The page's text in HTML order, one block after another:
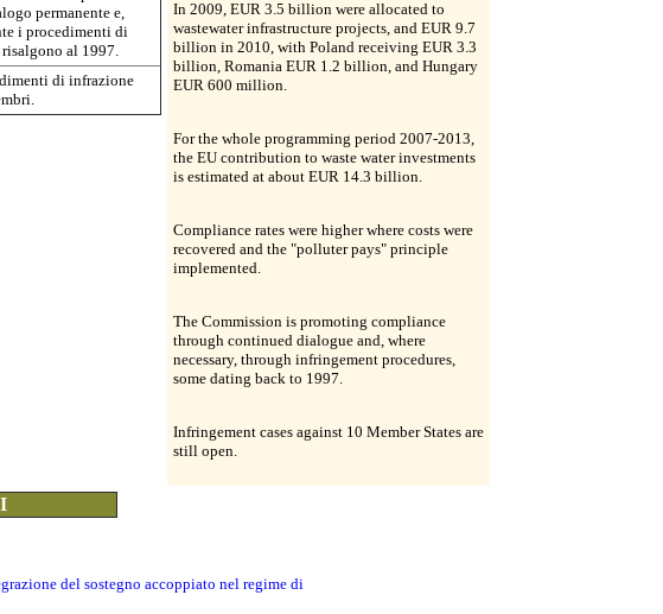
permanente e,
i procedimenti di
al 1997.
di infrazione
In 2009, EUR 3.5 billion were allocated to
wastewater infrastructure projects, and EUR 9.7
billion in 2010, with Poland receiving EUR 3.3
billion, Romania EUR 1.2 billion, and Hungary
EUR 600 million.
For the whole programming period 2007-2013,
the EU contribution to waste water investments
is estimated at about EUR 14.3 billion.
Compliance rates were higher where costs were
recovered and the "polluter pays" principle
implemented.
The Commission is promoting compliance
through continued dialogue and, where
necessary, through infringement procedures,
some dating back to 1997.
Infringement cases against 10 Member States are
still open.
del sostegno accoppiato nel regime di